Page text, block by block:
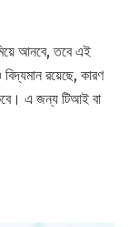
আনবে, তবে এই
রয়েছে, কারণ
এ জন্য টিআই বা